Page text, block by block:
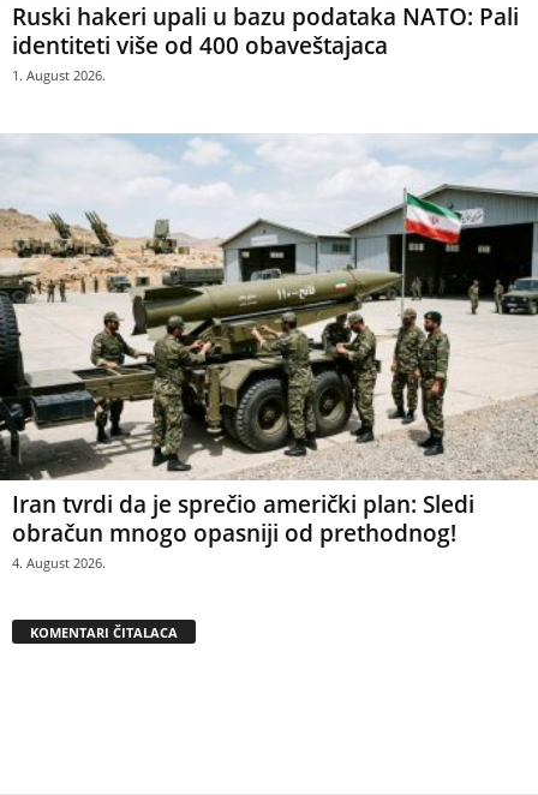
Ruski hakeri upali u bazu podataka NATO: Pali
identiteti više od 400 obaveštajaca
1. August 2026.
Iran tvrdi da je sprečio američki plan: Sledi
obračun mnogo opasniji od prethodnog!
4. August 2026.
KOMENTARI ČITALACA